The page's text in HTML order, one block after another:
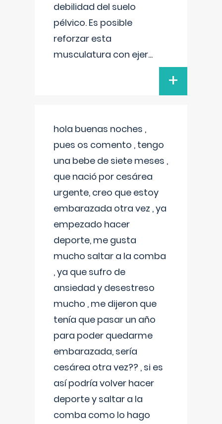
debilidad del suelo
pélvico. Es posible
reforzar esta
musculatura con ejer...
+
hola buenas noches ,
pues os comento , tengo
una bebe de siete meses ,
que nació por cesárea
urgente, creo que estoy
embarazada otra vez , ya
empezado hacer
deporte, me gusta
mucho saltar a la comba
, ya que sufro de
ansiedad y desestreso
mucho , me dijeron que
tenía que pasar un año
para poder quedarme
embarazada, sería
cesárea otra vez?? , si es
así podría volver hacer
deporte y saltar a la
comba como lo hago